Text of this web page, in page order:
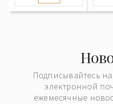
Подписывайтесь
электронной
ежемесячные